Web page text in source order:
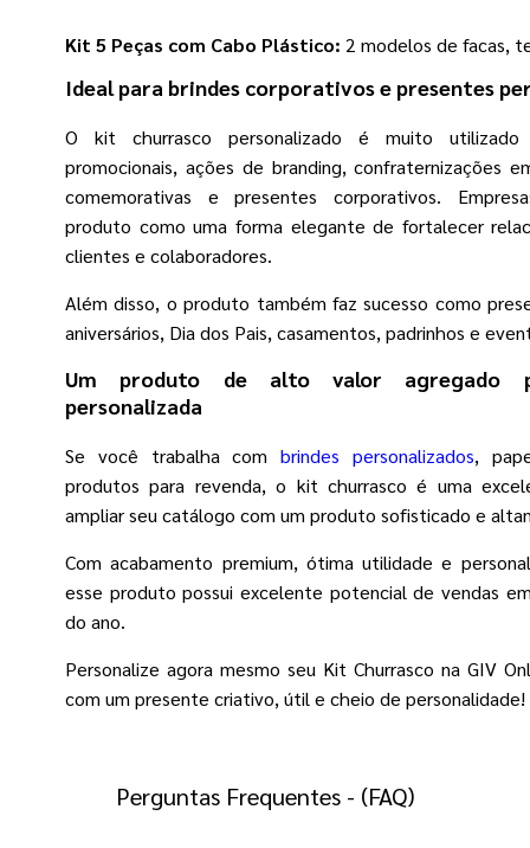
Kit 5 Peças com Cabo Plástico: 2 modelos de facas,
Ideal para brindes corporativos e presentes
O kit churrasco personalizado é muito utilizado
promocionais, ações de branding, confraternizações
comemorativas e presentes corporativos.
produto como uma forma elegante de fortalecer
clientes e colaboradores.
Além disso, o produto também faz sucesso como
aniversários, Dia dos Pais, casamentos, padrinhos e
Um produto de alto valor agregado
personalizada
Se você trabalha com brindes personalizados,
produtos para revenda, o kit churrasco é uma
ampliar seu catálogo com um produto sofisticado e
Com acabamento premium, ótima utilidade e
esse produto possui excelente potencial de vendas
do ano.
Personalize agora mesmo seu Kit Churrasco na GIV
com um presente criativo, útil e cheio de personalidade!
Perguntas Frequentes - (FAQ)